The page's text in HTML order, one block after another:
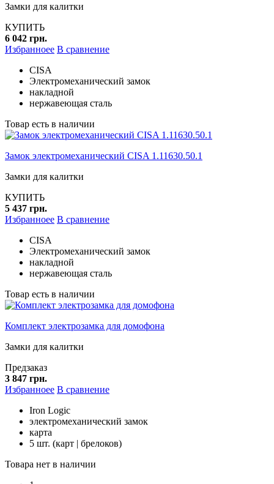
Замки для калитки
КУПИТЬ
6 042 грн.
Избранноее В сравнение
CISA
Электромеханический замок
накладной
нержавеющая сталь
Товар есть в наличии
Замок электромеханический CISA 1.11630.50.1
Замки для калитки
КУПИТЬ
5 437 грн.
Избранноее В сравнение
CISA
Электромеханический замок
накладной
нержавеющая сталь
Товар есть в наличии
Комплект электрозамка для домофона
Замки для калитки
Предзаказ
3 847 грн.
Избранноее В сравнение
Iron Logic
электромеханический замок
карта
5 шт. (карт | брелоков)
Товара нет в наличии